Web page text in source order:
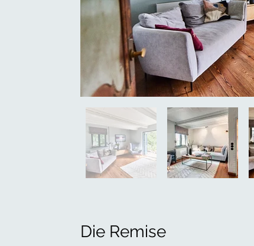
Die Remise